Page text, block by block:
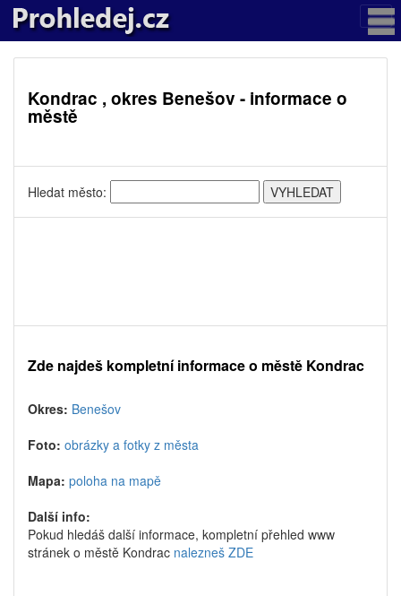
Kondrac , okres Benešov - informace o
městě
Hledat město:
Zde najdeš kompletní informace o městě Kondrac
Okres: Benešov
Foto: obrázky a fotky z města
Mapa: poloha na mapě
Další info:
Pokud hledáš další informace, kompletní přehled www
stránek o městě Kondrac nalezneš ZDE